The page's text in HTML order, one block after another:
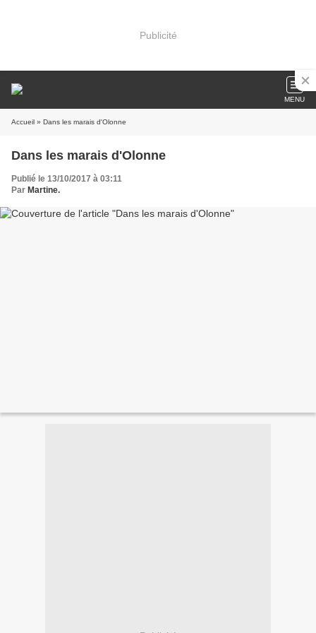
Publicité
MENU
Accueil » Dans les marais d'Olonne
Dans les marais d'Olonne
Publié le 13/10/2017 à 03:11
Par Martine.